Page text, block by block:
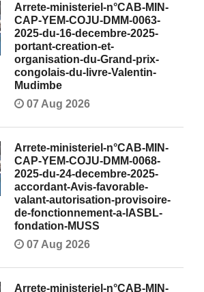
Arrete-ministeriel-n°CAB-MIN-
CAP-YEM-COJU-DMM-0063-
2025-du-16-decembre-2025-
portant-creation-et-
organisation-du-Grand-prix-
congolais-du-livre-Valentin-
Mudimbe
07 Aug 2026
Arrete-ministeriel-n°CAB-MIN-
CAP-YEM-COJU-DMM-0068-
2025-du-24-decembre-2025-
accordant-Avis-favorable-
valant-autorisation-provisoire-
de-fonctionnement-a-lASBL-
fondation-MUSS
07 Aug 2026
Arrete-ministeriel-n°CAB-MIN-